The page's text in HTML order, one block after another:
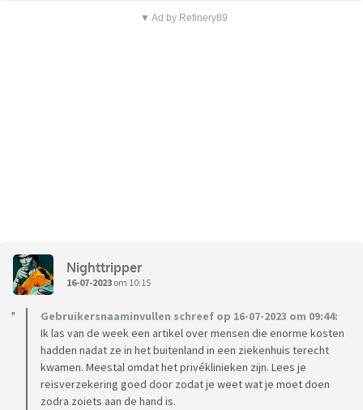
▼ Ad by Refinery89
Nighttripper
16-07-2023 om 10:15
Gebruikersnaaminvullen schreef op 16-07-2023 om 09:44:
Ik las van de week een artikel over mensen die enorme kosten
hadden nadat ze in het buitenland in een ziekenhuis terecht
kwamen. Meestal omdat het privéklinieken zijn. Lees je
reisverzekering goed door zodat je weet wat je moet doen
zodra zoiets aan de hand is.